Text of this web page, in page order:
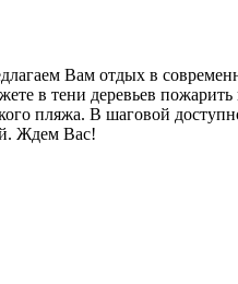
Вам отдых в
в тени деревьев
пляжа. В шаговой
Ждем Вас!